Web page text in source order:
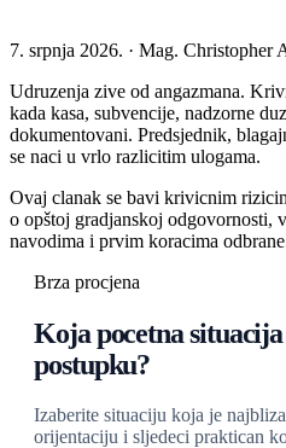
7. srpnja 2026. · Mag. Christopher
Udruzenja zive od angazmana.
kada kasa, subvencije, nadzorne
dokumentovani. Predsjednik,
se naci u vrlo razlicitim ulogama.
Ovaj clanak se bavi krivicnim
o opštoj gradjanskoj odgovornosti,
navodima i prvim koracima
Brza procjena
Koja pocetna
postupku?
Izaberite situaciju koja je
orijentaciju i sljedeci praktican